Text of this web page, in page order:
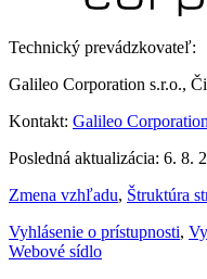
Technický prevádzkovateľ:
Galileo Corporation s.r.o.,
Kontakt: Galileo
Posledná aktualizácia: 6. 8.
Zmena vzhľadu, Štruktúra
Vyhlásenie o prístupnosti,
Webové sídlo